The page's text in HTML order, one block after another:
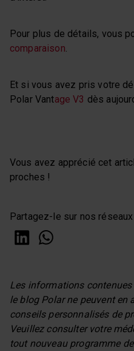
Pour plus de détails, vous
comparaison.
Et si vous avez pris votre
Polar Vantage V3 dès
Vous avez apprécié cet
proches !
Partagez-le sur nos
Les informations
le blog Polar ne peuvent en
conseils personnalisés de
Veuillez consulter votre
tout nouveau programme